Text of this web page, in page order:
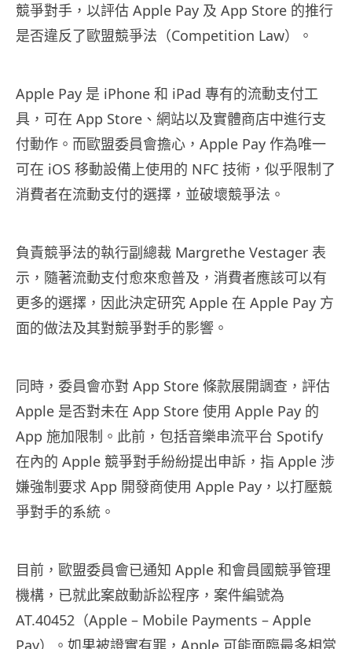
競爭對手，以評估 Apple Pay 及 App Store 的推行
是否違反了歐盟競爭法（Competition Law）。
Apple Pay 是 iPhone 和 iPad 專有的流動支付工
具，可在 App Store、網站以及實體商店中進行支
付動作。而歐盟委員會擔心，Apple Pay 作為唯一
可在 iOS 移動設備上使用的 NFC 技術，似乎限制了
消費者在流動支付的選擇，並破壞競爭法。
負責競爭法的執行副總裁 Margrethe Vestager 表
示，隨著流動支付愈來愈普及，消費者應該可以有
更多的選擇，因此決定研究 Apple 在 Apple Pay 方
面的做法及其對競爭對手的影響。
同時，委員會亦對 App Store 條款展開調查，評估
Apple 是否對未在 App Store 使用 Apple Pay 的
App 施加限制。此前，包括音樂串流平台 Spotify
在內的 Apple 競爭對手紛紛提出申訴，指 Apple 涉
嫌強制要求 App 開發商使用 Apple Pay，以打壓競
爭對手的系統。
目前，歐盟委員會已通知 Apple 和會員國競爭管理
機構，已就此案啟動訴訟程序，案件編號為
AT.40452（Apple – Mobile Payments – Apple